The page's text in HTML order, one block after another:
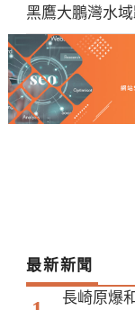
黑鷹大鵬灣水
最新新聞
長崎原爆